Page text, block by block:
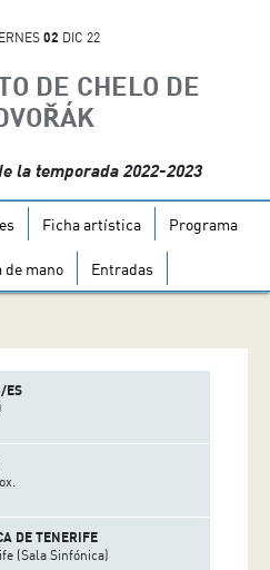
02 DIC 22
DE CHELO DE
la temporada 2022-2023
Ficha artística Programa
de mano Entradas
ES
DE TENERIFE
(Sala Sinfónica)